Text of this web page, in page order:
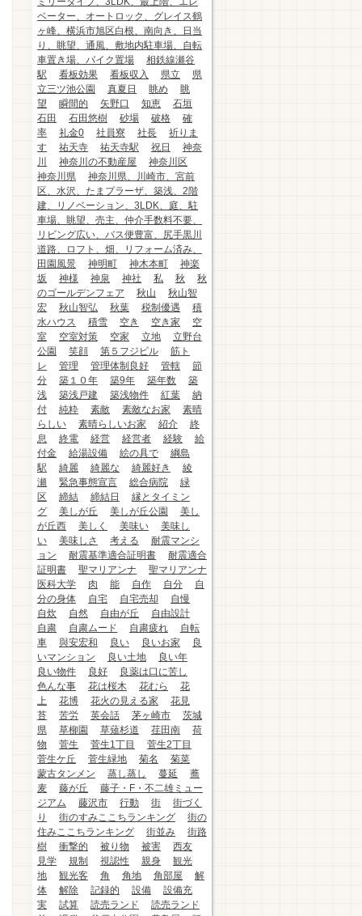
ベーター、オートロック、グレイス鶴
ヶ峰、横浜市旭区白根、南向き、日当
り、眺望、通風、敷地内駐車場、自転
車置き場、バイク置場
相鉄線瀬谷
駅
看板効果 看板収入 県立
県
立三ツ池公園
真夏日 眺め
眺
望
瞬間的 矢野口 知恵
石垣
石田
石田悠樹 砂場 破格
確
率
礼金0 社員寮 社長
祈りま
す
祐天寺 祐天寺駅 祝日
神奈
川
神奈川の不動産屋
神奈川区
神奈川県
神奈川県、川崎市、宮前
区、水沢、たまプラーザ、築浅、2階
建、リノベーション、3LDK、庭、駐
車場、眺望、売主、仲介手数料不要、
リビング広い、バス便豊富、尻手黒川
道路、ロフト、畑、リフォーム済み、
田園風景
神明町 神木本町
神楽
坂
神様 神泉 神社 私 秋
秋
のゴールデンフェア
秋山
秋山智
宏
秋山智弘 秋葉 税制優遇
積
水ハウス
積雪 空き 空き家
空
室
空室対策 空家 立地
立野台
公園
笑顔 第５フジビル
筋ト
レ
管理 管理体制良好 管轄
節
分
築１０年 築9年 築年数
築
浅
築浅戸建 築浅物件 紅葉
納
付
純粋 素敵 素敵なお家
素晴
らしい
素晴らしいお家 紹介
終
息
終電 経営 経営者 経験
給
付金
給湯設備 絵の具で
綱島
駅
綺麗 綺麗な 綺麗好き
綾
瀬
緊急事態宣言 総合病院
緑
区
締結 締結日
縁とタイミン
グ
美しが丘 美しが丘公園
美し
が丘西
美しく 美味い
美味し
い
美味しさ 考える
耐震マンシ
ョン
耐震基準適合証明書
耐震適合
証明書
聖マリアンナ
聖マリアンナ
医科大学
肉 能 自作 自分
自
分の身体
自宅 自宅売却
自慢
自炊
自然 自由が丘
自由設計
自粛
自粛ムード 自粛疲れ
自転
車
與安宏和 良い 良いお家
良
いマンション
良い土地
良い年
良い物件
良好
良薬は口に苦し
色んな事
花は桜木 花むら
花
上
花博 花火の見える家
花見
苔
苦労 英会話 茅ヶ崎市
茨城
県
草柳園 草薙杉道 荏田南
荷
物
菅生 菅生1丁目
菅生2丁目
菅生ケ丘
菅生緑地 菊名
菊菜
蒙古タンメン
蒸し蒸し 蔓延
蕎
麦
藤が丘
藤子・F・不二雄ミュー
ジアム
藤沢市 行動 街
街づく
り
街のすみここちランキング
街の
住みここちランキング
街並み
街路
樹
衝撃的 被り物 被害
西友
見学
規制 視認性 親身
観光
地
観光客 角 角地 角部屋
解
体
解除 記録的 設備
設備充
実
試算 読売ランド
読売ランド